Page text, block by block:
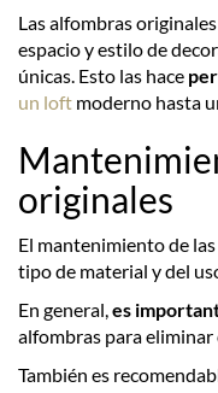
Las alfombras
espacio y estilo de
únicas. Esto las hace
un loft moderno hasta
originales
El mantenimiento de
tipo de material y del
En general, es
alfombras para eliminar
También es